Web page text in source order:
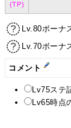
(TP)
Lv.80ボーナ
Lv.70ボーナ
コメント
Lv75ステ
Lv65時点